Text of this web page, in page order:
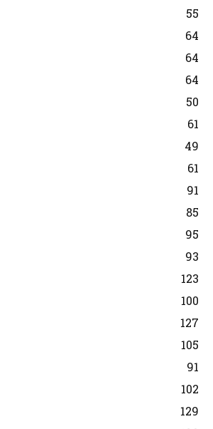
55
64
64
64
50
61
49
61
91
85
95
93
123
100
127
105
91
102
129